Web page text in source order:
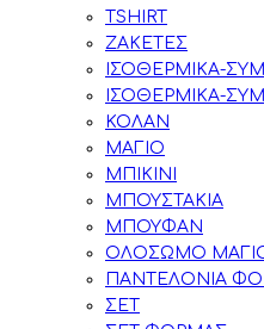
TSHIRT
ΖΑΚΕΤΕΣ
ΙΣΟΘΕΡΜΙΚΑ-
ΙΣΟΘΕΡΜΙΚΑ-
ΚΟΛΑΝ
ΜΑΓΙΟ
ΜΠΙΚΙΝΙ
ΜΠΟΥΣΤΑΚΙΑ
ΜΠΟΥΦΑΝ
ΟΛΟΣΩΜΟ
ΠΑΝΤΕΛΟΝΙΑ
ΣΕΤ